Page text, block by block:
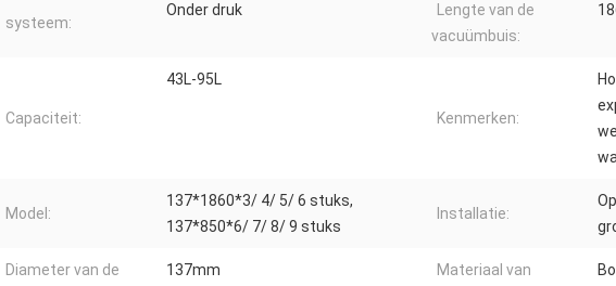
systeem:
Onder druk
Lengte van de
vacuümbuis:
Capaciteit:
43L-95L
Kenmerken:
Model:
137*1860*3/ 4/ 5/ 6 stuks,
137*850*6/ 7/ 8/ 9 stuks
Installatie:
Diameter van de
137mm
Materiaal van